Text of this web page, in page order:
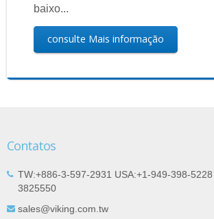
baixo...
consulte Mais informação
Contatos
TW:+886-3-597-2931 USA:+1-949-398-
3825550
sales@viking.com.tw